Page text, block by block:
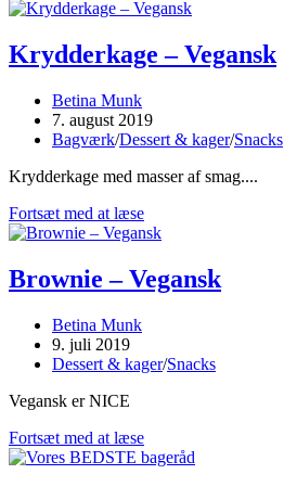
Krydderkage – Vegansk
Post
author:
Betina Munk
Post
published:
7. august 2019
Post
Bagværk/Dessert & kager/Snacks
Krydderkage med masser af smag....
Fortsæt med at læseKrydderkage
–
Brownie – Vegansk
Post
author:
Betina Munk
Post
published:
9. juli 2019
Post
Dessert & kager/Snacks
Vegansk er NICE
Fortsæt med at læseBrownie
–